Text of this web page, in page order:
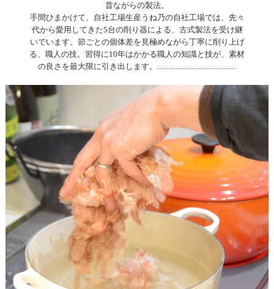
昔ながらの製法。
手間ひまかけて、自社工場生産うね乃の自社工場では、先々
代から愛用してきた5台の削り器による、古式製法を受け継
いでいます。節ごとの個体差を見極めながら丁寧に削り上げ
る、職人の技。習得に10年はかかる職人の知識と技が、素材
の良さを最大限に引き出します。...........................................